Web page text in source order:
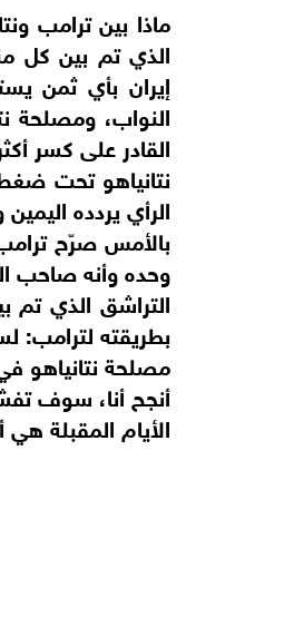
ماذا بين ترامب
الذي تم بين كل
إيران بأي ثمن
النواب، ومصلحة
القادر على كسر
نتانياهو تحت
الرأي يردده
بالأمس صرّح
وحده وأنه صاحب
التراشق الذي تم
بطريقته
مصلحة نتانياهو
أنجح أنا، سوف
الأيام المقبلة